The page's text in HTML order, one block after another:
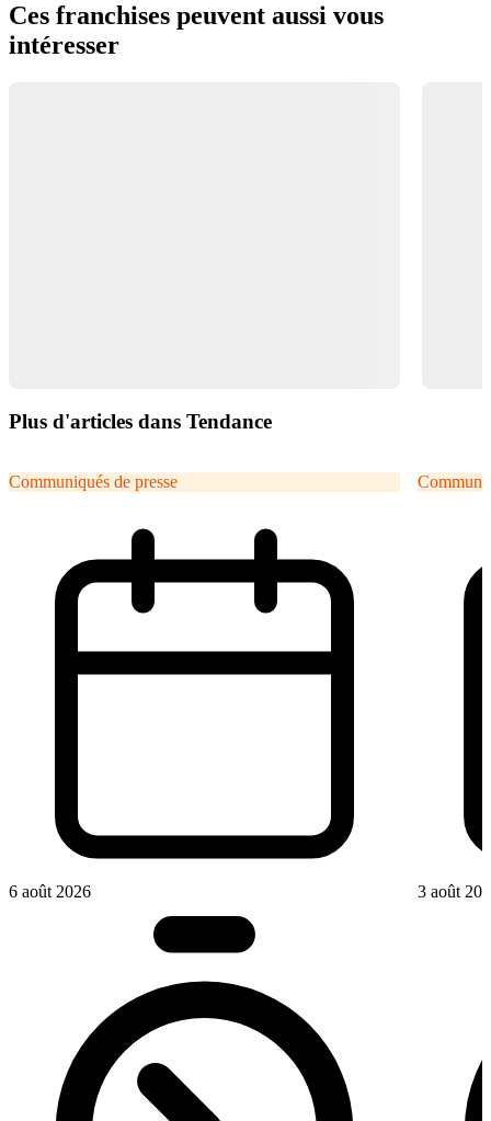
Ces franchises peuvent aussi vous
intéresser
Plus d'articles dans Tendance
Communiqués de presse
6 août 2026 3 août